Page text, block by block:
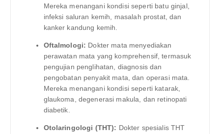
Mereka menangani kondisi seperti batu ginjal,
infeksi saluran kemih, masalah prostat, dan
kanker kandung kemih.
Oftalmologi: Dokter mata menyediakan
perawatan mata yang komprehensif, termasuk
pengujian penglihatan, diagnosis dan
pengobatan penyakit mata, dan operasi mata.
Mereka menangani kondisi seperti katarak,
glaukoma, degenerasi makula, dan retinopati
diabetik.
Otolaringologi (THT): Dokter spesialis THT